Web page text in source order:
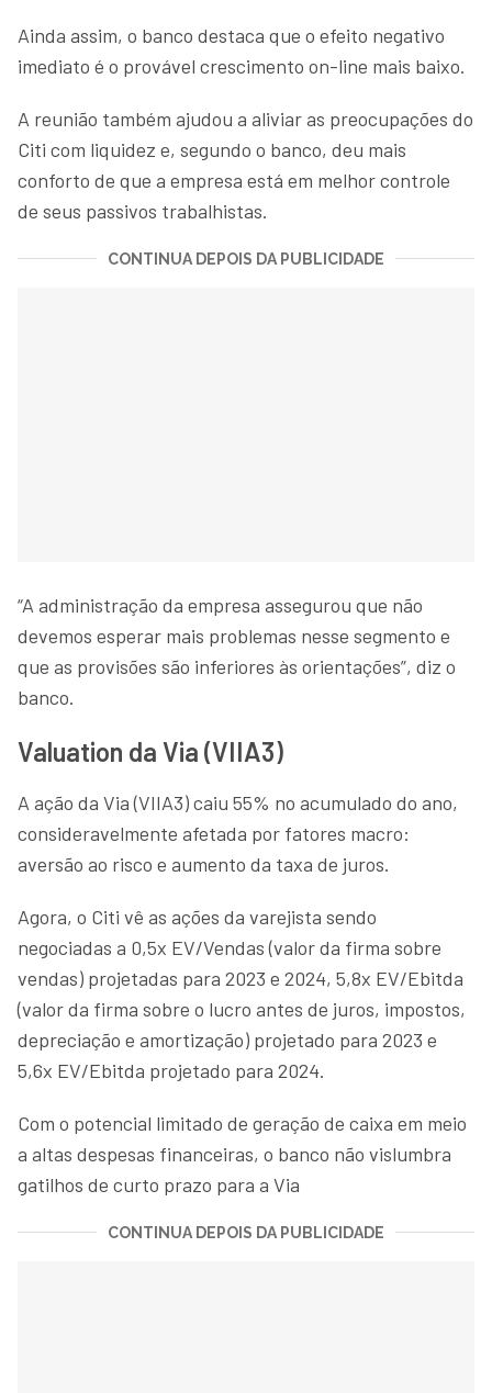
Ainda assim, o banco destaca que o efeito negativo
imediato é o provável crescimento on-line mais baixo.
A reunião também ajudou a aliviar as preocupações do
Citi com liquidez e, segundo o banco, deu mais
conforto de que a empresa está em melhor controle
de seus passivos trabalhistas.
CONTINUA DEPOIS DA PUBLICIDADE
“A administração da empresa assegurou que não
devemos esperar mais problemas nesse segmento e
que as provisões são inferiores às orientações”, diz o
banco.
Valuation da Via (VIIA3)
A ação da Via (VIIA3) caiu 55% no acumulado do ano,
consideravelmente afetada por fatores macro:
aversão ao risco e aumento da taxa de juros.
Agora, o Citi vê as ações da varejista sendo
negociadas a 0,5x EV/Vendas (valor da firma sobre
vendas) projetadas para 2023 e 2024, 5,8x EV/Ebitda
(valor da firma sobre o lucro antes de juros, impostos,
depreciação e amortização) projetado para 2023 e
5,6x EV/Ebitda projetado para 2024.
Com o potencial limitado de geração de caixa em meio
a altas despesas financeiras, o banco não vislumbra
gatilhos de curto prazo para a Via
CONTINUA DEPOIS DA PUBLICIDADE